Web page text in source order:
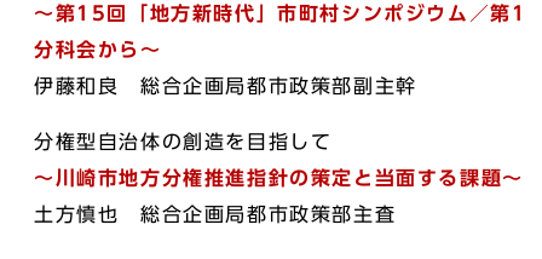
～第15回「地方新時代」市町村シンポジウム／第1
分科会から～
伊藤和良 総合企画局都市政策部副主幹
分権型自治体の創造を目指して
～川崎市地方分権推進指針の策定と当面する課題～
土方慎也 総合企画局都市政策部主査